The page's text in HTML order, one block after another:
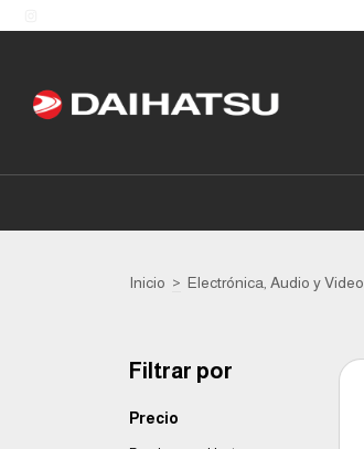
Inicio > Electrónica, Audio y Video
Filtrar por
Precio